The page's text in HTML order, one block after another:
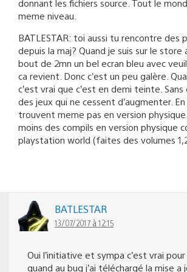
donnant les fichiers source. Tout le
meme niveau.
BATLESTAR: toi aussi tu rencontre des
depuis la maj? Quand je suis sur le store
bout de 2mn un bel ecran bleu avec
ca revient. Donc c’est un peu galère.
c’est vrai que c’est en demi teinte.
des jeux qui ne cessent d’augmenter.
trouvent meme pas en version
moins des compils en version physique
playstation world (faites des volumes
BATLESTAR
13/07/2017 à 12:15
Oui l’initiative et sympa c’est vrai pour
quand au bug j’ai téléchargé la mise a